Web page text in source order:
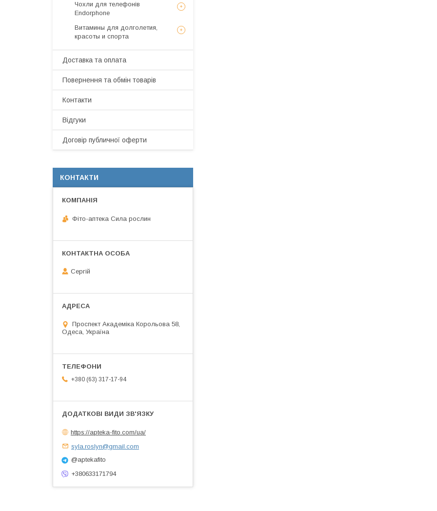
Чохли для телефонів
Endorphone
Витамины для долголетия,
красоты и спорта
Доставка та оплата
Повернення та обмін товарів
Контакти
Відгуки
Договір публичної оферти
КОНТАКТИ
Фіто-аптека Сила рослин
Сергій
Проспект Академіка Корольова 58,
Одеса, Україна
+380 (63) 317-17-94
https://apteka-fito.com/ua/
syla.roslyn@gmail.com
@aptekafito
+380633171794